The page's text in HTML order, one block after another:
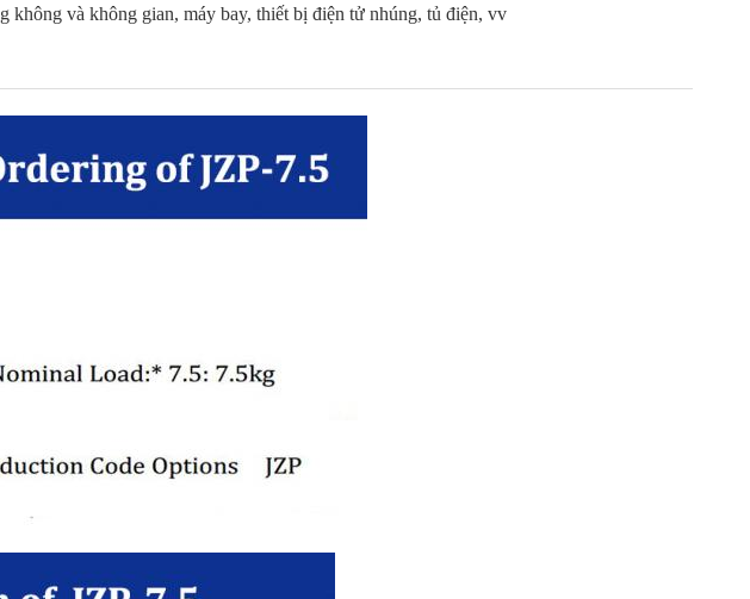
không và không gian, máy bay, thiết bị điện tử nhúng, tủ điện, vv